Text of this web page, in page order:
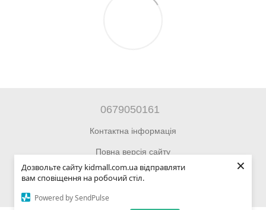
Дозвольте сайту kidmall.com.ua відправляти
вам сповіщення на робочий стіл.
Powered by SendPulse
×
0679050161
Контактна інформація
Повна версія сайту
© 2014—2026 Інтернет-магазин Kidmall.com.ua для дітей та